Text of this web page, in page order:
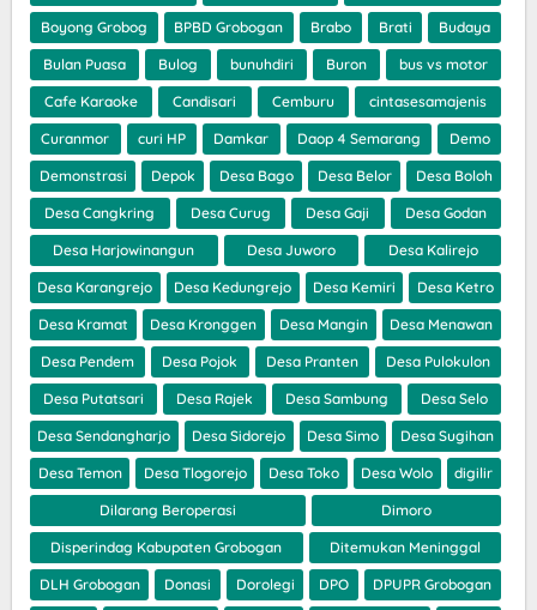
Boyong Grobog BPBD Grobogan Brabo Brati Budaya
Bulan Puasa Bulog bunuhdiri Buron bus vs motor
Cafe Karaoke Candisari Cemburu cintasesamajenis
Curanmor curi HP Damkar Daop 4 Semarang Demo
Demonstrasi Depok Desa Bago Desa Belor Desa Boloh
Desa Cangkring Desa Curug Desa Gaji Desa Godan
Desa Harjowinangun Desa Juworo Desa Kalirejo
Desa Karangrejo Desa Kedungrejo Desa Kemiri Desa Ketro
Desa Kramat Desa Kronggen Desa Mangin Desa Menawan
Desa Pendem Desa Pojok Desa Pranten Desa Pulokulon
Desa Putatsari Desa Rajek Desa Sambung Desa Selo
Desa Sendangharjo Desa Sidorejo Desa Simo Desa Sugihan
Desa Temon Desa Tlogorejo Desa Toko Desa Wolo digilir
Dilarang Beroperasi Dimoro
Disperindag Kabupaten Grobogan Ditemukan Meninggal
DLH Grobogan Donasi Dorolegi DPO DPUPR Grobogan